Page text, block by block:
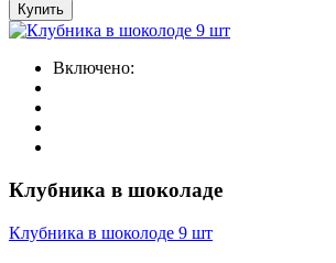
Купить
Включено:
Клубника в шоколаде
Клубника в шоколоде 9 шт